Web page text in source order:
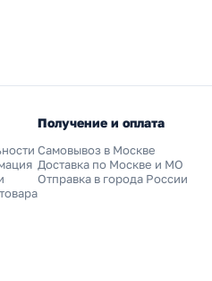
Получение и оплата
Самовывоз в Москве
Доставка по Москве и МО
Отправка в города России